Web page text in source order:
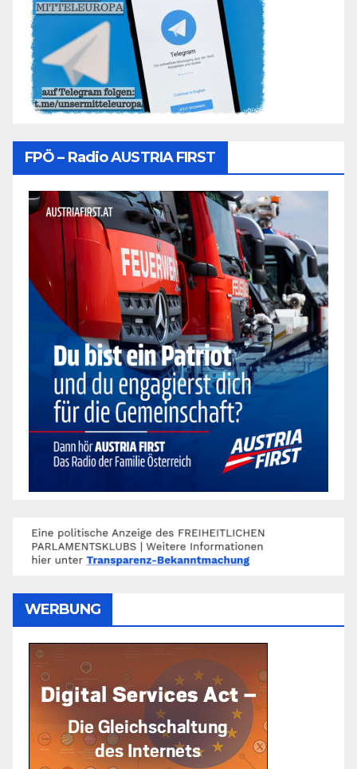
FPÖ – Radio AUSTRIA FIRST
WERBUNG